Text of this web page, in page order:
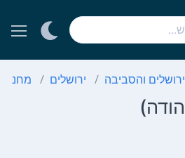
ירושלים והסביבה ירושלים מחנה